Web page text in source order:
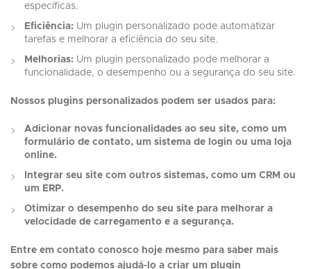
específicas.
Eficiência: Um plugin personalizado pode automatizar
tarefas e melhorar a eficiência do seu site.
Melhorias: Um plugin personalizado pode melhorar a
funcionalidade, o desempenho ou a segurança do seu site.
Nossos plugins personalizados podem ser usados para:
Adicionar novas funcionalidades ao seu site, como um
formulário de contato, um sistema de login ou uma loja
online.
Integrar seu site com outros sistemas, como um CRM ou
um ERP.
Otimizar o desempenho do seu site para melhorar a
velocidade de carregamento e a segurança.
Entre em contato conosco hoje mesmo para saber mais
sobre como podemos ajudá-lo a criar um plugin